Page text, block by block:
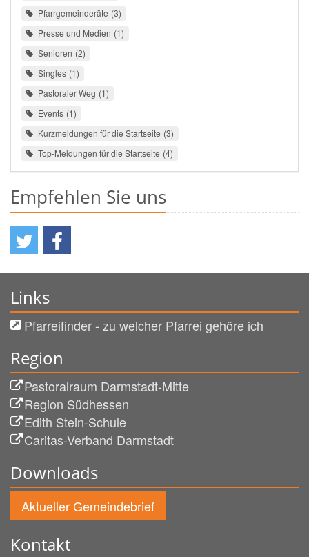
Pfarrgemeinderäte 3
Presse und Medien 1
Senioren 2
Singles 1
Pastoraler Weg 1
Events 1
Kurzmeldungen für die Startseite 3
Top-Meldungen für die Startseite 4
Empfehlen Sie uns
Links
Pfarreifinder - zu welcher Pfarrei gehöre ich
Region
Pastoralraum Darmstadt-Mitte
Region Südhessen
Edith Stein-Schule
Caritas-Verband Darmstadt
Downloads
Aktueller Gemeindebrief
Kontakt